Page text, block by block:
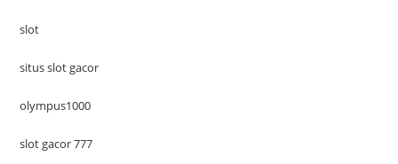
slot
situs slot gacor
olympus1000
slot gacor 777